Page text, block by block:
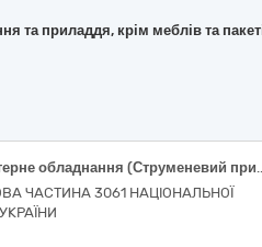
та приладдя, крім меблів та
Комп'ютерне обладнання (Струменевий принтер
ЧАСТИНА 3061 НАЦІОНАЛЬНОЇ